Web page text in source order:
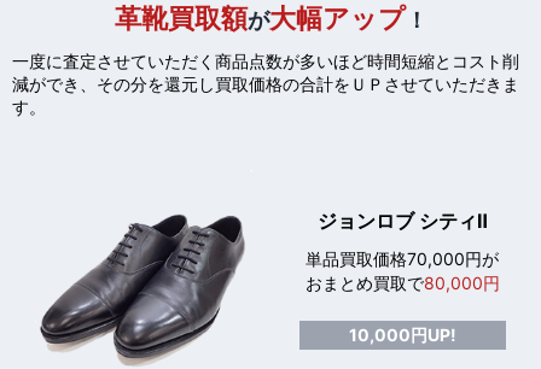
革靴買取額が大幅アップ！
一度に査定させていただく商品点数が多いほど時間短縮とコスト削
減ができ、 その分を還元し買取価格の合計をＵＰさせていただきま
す。
ジョンロブ シティⅡ
単品買取価格70,000円が
おまとめ買取で80,000円
10,000円UP!